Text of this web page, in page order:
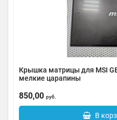
Крышка матрицы для MSI
мелкие царапины
850,00 руб.
В